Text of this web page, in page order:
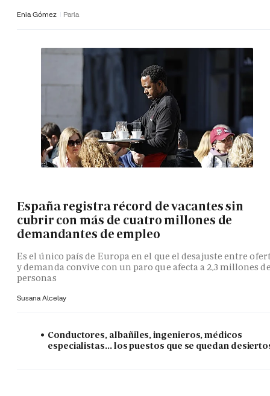
Enia Gómez Parla
España registra récord de vacantes sin
cubrir con más de cuatro millones de
demandantes de empleo
Es el único país de Europa en el que el desajuste entre
y demanda convive con un paro que afecta a 2,3 millones
personas
Susana Alcelay
Conductores, albañiles, ingenieros, médicos
especialistas... los puestos que se quedan